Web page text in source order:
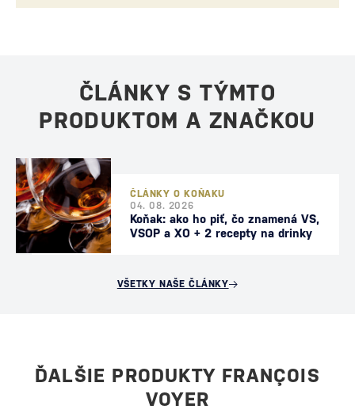
ČLÁNKY S TÝMTO
PRODUKTOM A ZNAČKOU
ČLÁNKY O KOŇAKU
04. 08. 2026
Koňak: ako ho piť, čo znamená VS,
VSOP a XO + 2 recepty na drinky
VŠETKY NAŠE ČLÁNKY
ĎALŠIE PRODUKTY FRANÇOIS
VOYER